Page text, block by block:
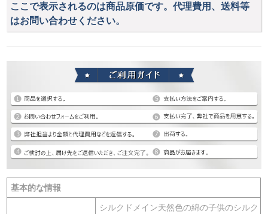
ここで表示されるのは商品原価です。代理費用、送料等
はお問い合わせください。
基本的な情報
シルクドメイン天然色の綿の子供のシルク